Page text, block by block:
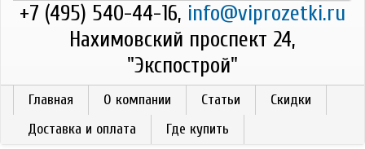
+7 (495) 540-44-16, info@viprozetki.ru
Нахимовский проспект 24,
"Экспострой"
Главная О компании Статьи
Скидки
Доставка и оплата
Где купить